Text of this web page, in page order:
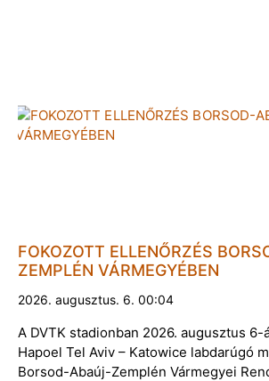
FOKOZOTT ELLENŐRZÉS
ZEMPLÉN VÁRMEGYÉBEN
2026. augusztus. 6. 00:04
A DVTK stadionban 2026. augusztus 6-
Hapoel Tel Aviv – Katowice labdarúgó
Borsod-Abaúj-Zemplén Vármegyei